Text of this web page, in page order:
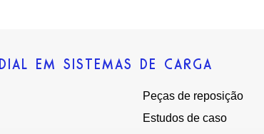
EM SISTEMAS DE CARGA
Peças de reposição
Estudos de caso